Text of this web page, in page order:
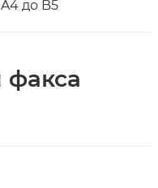
до B5
факса